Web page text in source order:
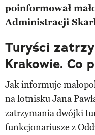
poinformował
Administracji
Turyści
Krakowie. Co
Jak informuje
na lotnisku Jana
zatrzymania dwójki
funkcjonariusze z